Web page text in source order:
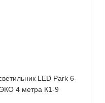
LED Park 6-
4 метра К1-9